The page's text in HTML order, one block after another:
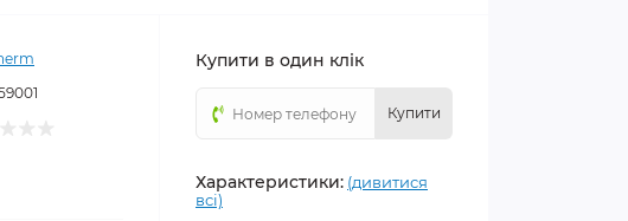
Купити в один клік
Купити
Характеристики: (дивитися
всі)